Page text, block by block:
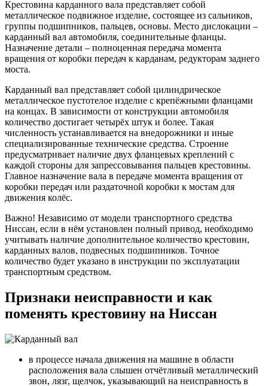
Крестовина карданного вала представляет собой
металлическое подвижное изделие, состоящее из сальников,
группы подшипников, пальцев, основы. Место дислокации –
карданный вал автомобиля, соединительные фланцы.
Назначение детали – полноценная передача момента
вращения от коробки передач к карданам, редукторам заднего
моста.
Карданный вал представляет собой цилиндрическое
металлическое пустотелое изделие с крепёжными фланцами
на концах. В зависимости от конструкции автомобиля
количество достигает четырёх штук и более. Такая
численность устанавливается на внедорожники и иные
специализированные технические средства. Строение
предусматривает наличие двух фланцевых креплений с
каждой стороны для запрессовывания пальцев крестовины.
Главное назначение вала в передаче момента вращения от
коробки передач или раздаточной коробки к мостам для
движения колёс.
Важно! Независимо от модели транспортного средства
Ниссан, если в нём установлен полный привод, необходимо
учитывать наличие дополнительное количество крестовин,
карданных валов, подвесных подшипников. Точное
количество будет указано в инструкции по эксплуатации
транспортным средством.
Признаки неисправности и как
поменять крестовину на Ниссан
в процессе начала движения на машине в области
расположения вала слышен отчётливый металлический
звон, лязг, щелчок, указывающий на неисправность в